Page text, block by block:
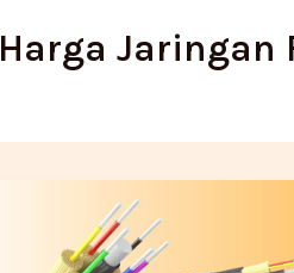
Harga Jaringan